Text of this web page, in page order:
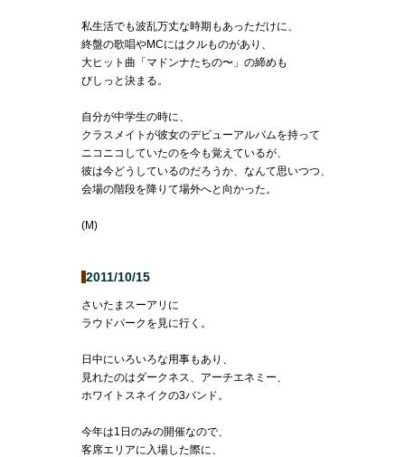
私生活でも波乱万丈な時期もあっただけに、
終盤の歌唱やMCにはクルものがあり、
大ヒット曲「マドンナたちの〜」の締めも
びしっと決まる。
自分が中学生の時に、
クラスメイトが彼女のデビューアルバムを持って
ニコニコしていたのを今も覚えているが、
彼は今どうしているのだろうか、なんて思いつつ、
会場の階段を降りて場外へと向かった。
(M)
2011/10/15
さいたまスーアリに
ラウドパークを見に行く。
日中にいろいろな用事もあり、
見れたのはダークネス、アーチエネミー、
ホワイトスネイクの3バンド。
今年は1日のみの開催なので、
客席エリアに入場した際に、